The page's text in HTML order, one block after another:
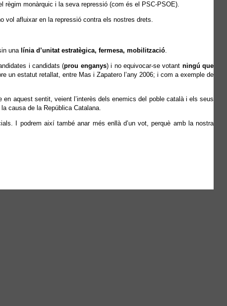
règim monàrquic i la seva repressió (com és el PSC-PSOE).
vol afluixar en la repressió contra els nostres drets.
una línia d’unitat estratègica, fermesa, mobilització.
i candidats (prou enganys) i no equivocar-se votant ningú que
un estatut retallat, entre Mas i Zapatero l’any 2006; i com a exemple de
en aquest sentit, veient l’interès dels enemics del poble català i els seus
causa de la República Catalana.
I podrem així també anar més enllà d’un vot, perquè amb la nostra